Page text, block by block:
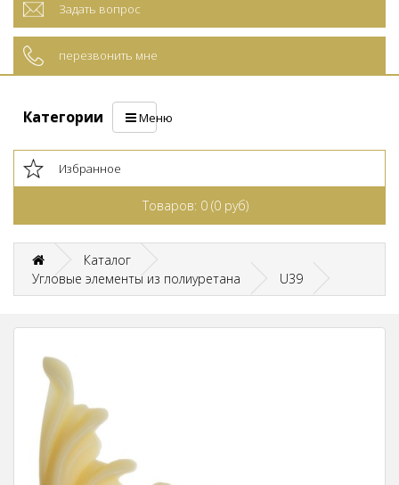
Задать вопрос
перезвонить мне
Категории Меню
Избранное
Товаров: 0 (0 руб)
Каталог
Угловые элементы из полиуретана
U39